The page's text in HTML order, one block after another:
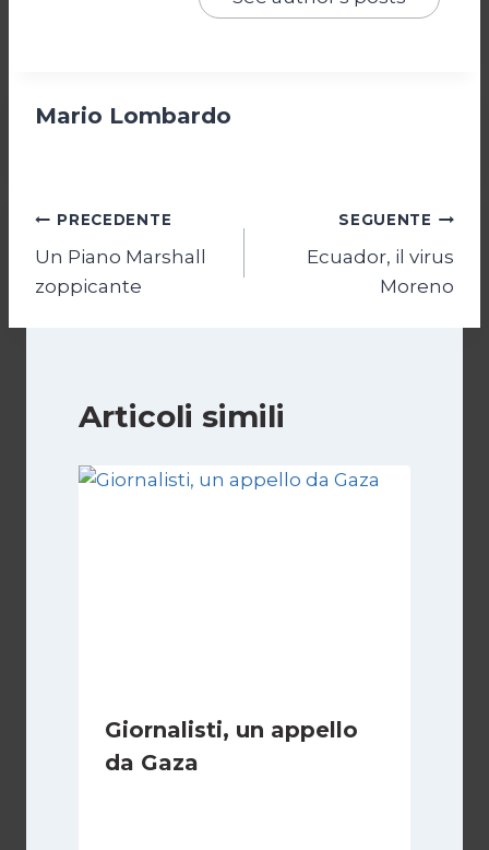
Mario Lombardo
Navigazione
articoli
PRECEDENTE
Un Piano Marshall
zoppicante
SEGUENTE
Ecuador, il virus
Moreno
Articoli simili
Giornalisti, un appello
da Gaza